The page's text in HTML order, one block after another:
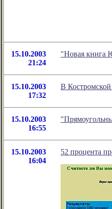
15.10.2003
21:24
"Новая книга
15.10.2003
17:32
В
15.10.2003
16:55
15.10.2003
16:04
52 процента